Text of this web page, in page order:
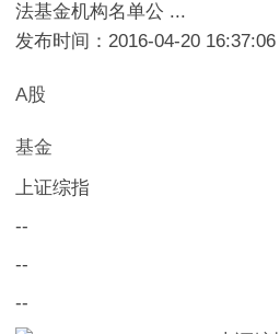
法基金机构名单公 ...
发布时间：2016-04-20 16:37:06
A股
基金
上证综指
--
--
--